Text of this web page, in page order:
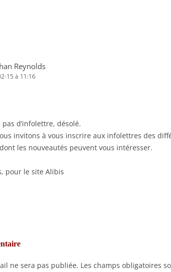
Reynolds
15 à 11:16
pas d’infolettre, désolé.
invitons à vous inscrire aux infolettres des
les nouveautés peuvent vous intéresser.
pour le site Alibis
ne sera pas publiée. Les champs obligatoires